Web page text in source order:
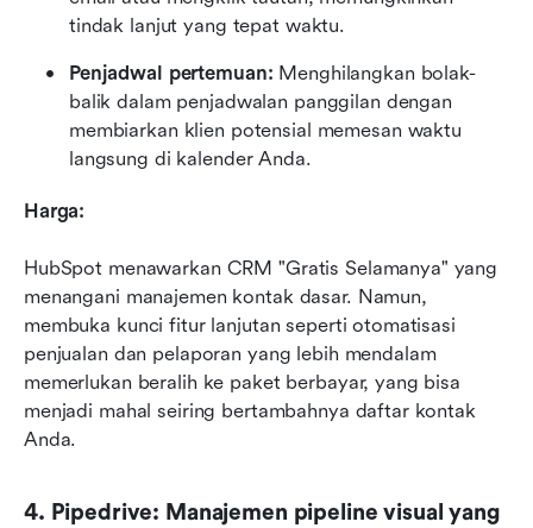
tindak lanjut yang tepat waktu.
Penjadwal pertemuan: Menghilangkan bolak-
balik dalam penjadwalan panggilan dengan
membiarkan klien potensial memesan waktu
langsung di kalender Anda.
Harga:
HubSpot menawarkan CRM "Gratis Selamanya" yang
menangani manajemen kontak dasar. Namun,
membuka kunci fitur lanjutan seperti otomatisasi
penjualan dan pelaporan yang lebih mendalam
memerlukan beralih ke paket berbayar, yang bisa
menjadi mahal seiring bertambahnya daftar kontak
Anda.
4. Pipedrive: Manajemen pipeline visual yang